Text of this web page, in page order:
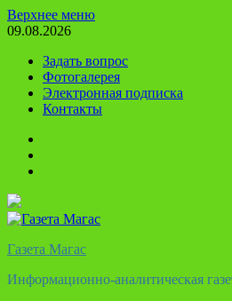
Перейти
к
Верхнее меню
09.08.2026
Задать вопрос
Фотогалерея
Электронная подписка
Контакты
Газета Магас
Информационно-аналитическая